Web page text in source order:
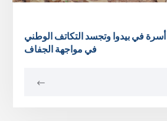
صـودما تغيث 500 أسرة في بيدوا وتجسد التكاتف الوطني
في مواجهة الجفاف